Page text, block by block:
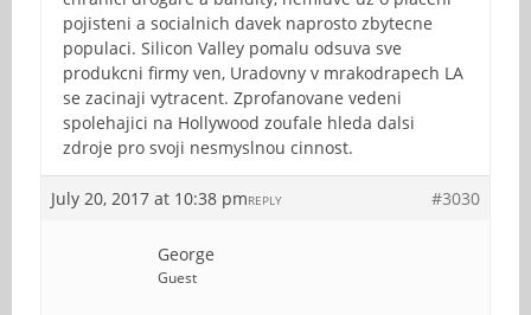
pojisteni a socialnich davek naprosto zbytecne
populaci. Silicon Valley pomalu odsuva sve
produkcni firmy ven, Uradovny v mrakodrapech LA
se zacinaji vytracent. Zprofanovane vedeni
spolehajici na Hollywood zoufale hleda dalsi
zdroje pro svoji nesmyslnou cinnost.
July 20, 2017 at 10:38 pm #3030
REPLY
George
Guest